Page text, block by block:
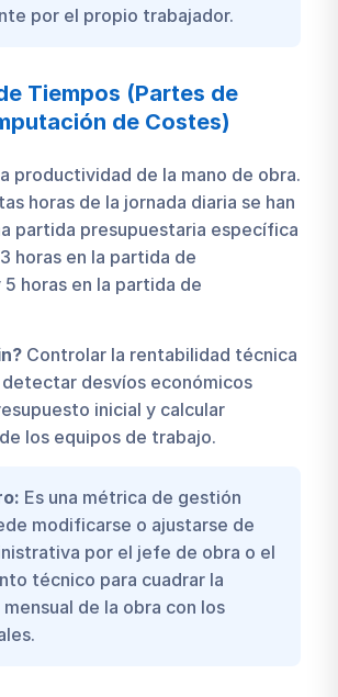
por el propio trabajador.
Tiempos (Partes de
de Costes)
productividad de la mano de obra.
horas de la jornada diaria se han
partida presupuestaria específica
horas en la partida de
horas en la partida de
Controlar la rentabilidad técnica
desvíos económicos
inicial y calcular
los equipos de trabajo.
Es una métrica de gestión
modificarse o ajustarse de
por el jefe de obra o el
técnico para cuadrar la
de la obra con los